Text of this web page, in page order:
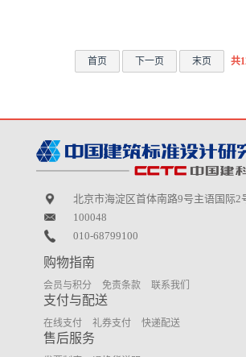
首页 下一页 末页 共
北京市海淀区首体南路9号主语国际2
100048
010-68799100
购物指南
会员与积分 免责条款 联系我们
支付与配送
在线支付 礼券支付 快递配送
售后服务